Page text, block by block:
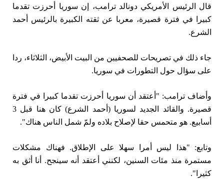
قال الرئيس الأمريكي دونالد ترامب، إن سوريا أحرزت تقدما
كبيرا في فترة قصيرة، معربا عن ثقته الكبيرة بالرئيس أحمد
الشرع.
جاء ذلك في تصريحات للصحفيين من البيت الأبيض، الثلاثاء، ردا
على سؤال حول التطورات في سوريا.
وأضاف ترامب: "أعتقد أن سوريا أحرزت تقدما كبيرا في فترة
قصيرة. والقائد الجديد لسوريا (أحمد الشرع) كان هنا قبل 3
أسابيع. هو متحمس حقا لإصلاح بلاده ولمّ شمل الناس هناك".
وتابع: "هذا ليس أمرا سهلا على الإطلاق. فهناك مشكلات
مستمرة منذ مئات السنين، لكنني أعتقد أنه سينجح. أنا أثق به
كثيرا".